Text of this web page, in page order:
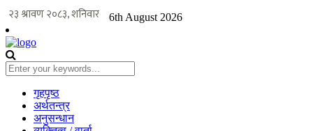
6th August 2026
गृहपृष्ठ
अर्थतन्त्र
अनुसन्धान